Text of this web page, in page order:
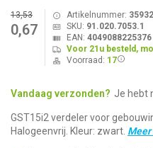
13,53
0,67
Artikelnummer:
SKU: 91.020.7053.1
EAN: 4049088225376
Voor 21u besteld,
Voorraad: 17
Vandaag verzonden? Je hebt
GST15i2 verdeler voor
Halogeenvrij. Kleur: zwart.